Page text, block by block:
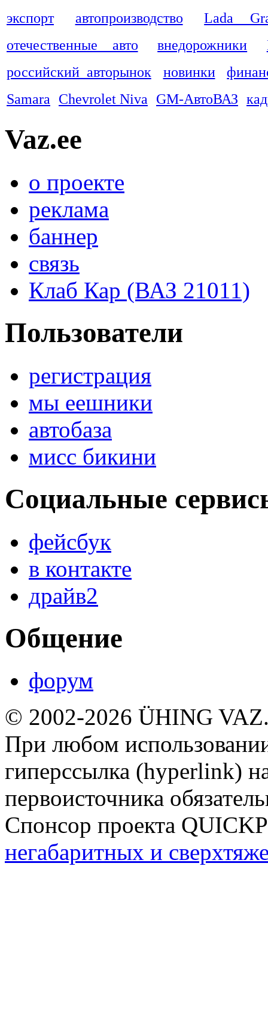
экспорт автопроизводство
Lada
отечественные авто
внедорожники
российский авторынок
новинки
Samara
Chevrolet Niva GM-АвтоВАЗ
Vaz.ee
о проекте
реклама
баннер
связь
Клаб Кар (ВАЗ 21011)
Пользователи
регистрация
мы еешники
автобаза
мисс бикини
Социальные
фейсбук
в контакте
драйв2
Общение
форум
© 2002-2026 ÜHING
При любом
гиперссылка (hyperlink)
первоисточника
Спонсор проекта
негабаритных и